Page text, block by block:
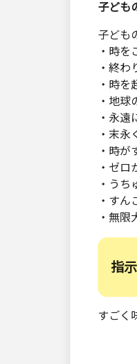
子ども
子ども
・時を
・終わ
・時を
・地球
・永遠
・末永
・時が
・ゼロ
・うち
・すん
・無限
指
すごく